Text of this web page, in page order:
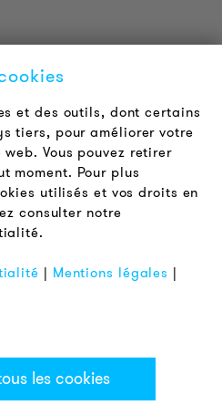
Vente
et des outils, dont certains
tiers, pour améliorer votre
Vous pouvez retirer
moment. Pour plus
utilisés et vos droits en
consulter notre
| Mentions légales |
les cookies